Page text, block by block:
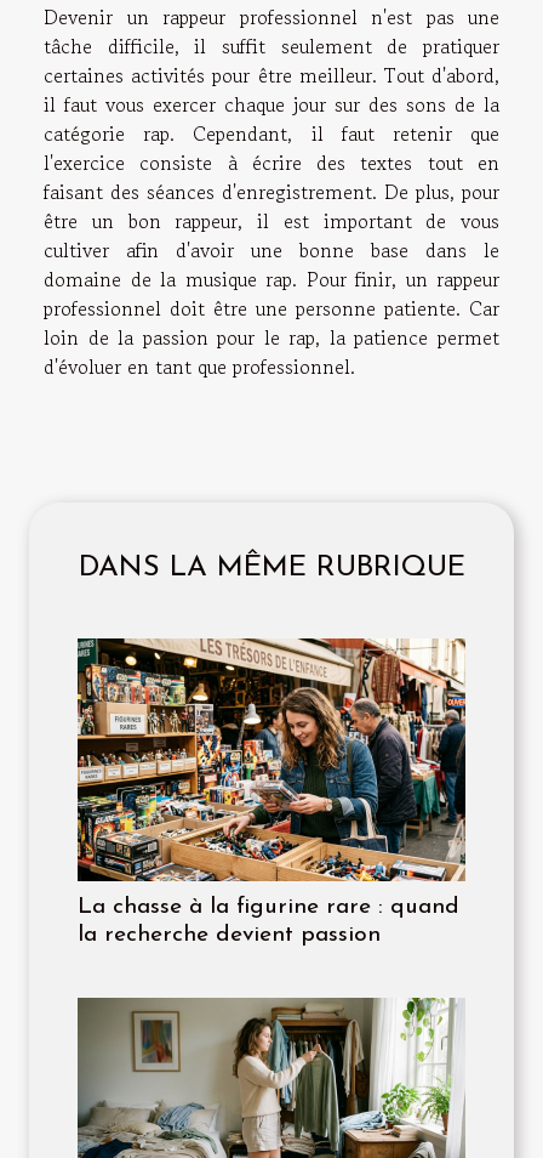
Devenir un rappeur professionnel n'est pas une
tâche difficile, il suffit seulement de pratiquer
certaines activités pour être meilleur. Tout d'abord,
il faut vous exercer chaque jour sur des sons de la
catégorie rap. Cependant, il faut retenir que
l'exercice consiste à écrire des textes tout en
faisant des séances d'enregistrement. De plus, pour
être un bon rappeur, il est important de vous
cultiver afin d'avoir une bonne base dans le
domaine de la musique rap. Pour finir, un rappeur
professionnel doit être une personne patiente. Car
loin de la passion pour le rap, la patience permet
d'évoluer en tant que professionnel.
DANS LA MÊME RUBRIQUE
La chasse à la figurine rare : quand
la recherche devient passion